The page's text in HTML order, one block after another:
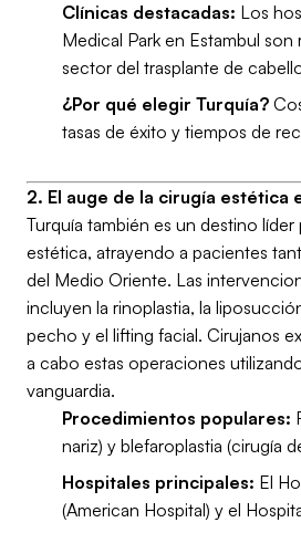
Clínicas destacadas: Los
Medical Park en Estambul son
sector del trasplante de
¿Por qué elegir Turquía?
tasas de éxito y tiempos de
2. El auge de la cirugía estética
Turquía también es un destino líder
estética, atrayendo a pacientes
del Medio Oriente. Las
incluyen la rinoplastia, la
pecho y el lifting facial. Cirujanos
a cabo estas operaciones
vanguardia.
Procedimientos populares:
nariz) y blefaroplastia (cirugía
Hospitales principales: El
(American Hospital) y el